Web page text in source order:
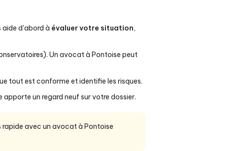
aide d'abord à évaluer votre situation,
Un avocat à Pontoise peut
tout est conforme et identifie les risques.
un regard neuf sur votre dossier.
rapide avec un avocat à Pontoise